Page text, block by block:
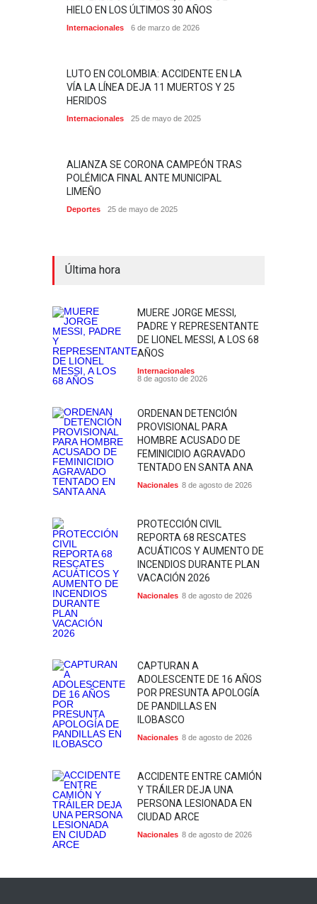
HIELO EN LOS ÚLTIMOS 30 AÑOS
Internacionales 6 de marzo de 2026
LUTO EN COLOMBIA: ACCIDENTE EN LA
VÍA LA LÍNEA DEJA 11 MUERTOS Y 25
HERIDOS
Internacionales 25 de mayo de 2025
ALIANZA SE CORONA CAMPEÓN TRAS
POLÉMICA FINAL ANTE MUNICIPAL
LIMEÑO
Deportes 25 de mayo de 2025
Última hora
MUERE JORGE MESSI,
PADRE Y REPRESENTANTE
DE LIONEL MESSI, A LOS 68
AÑOS
Internacionales
8 de agosto de 2026
ORDENAN DETENCIÓN
PROVISIONAL PARA
HOMBRE ACUSADO DE
FEMINICIDIO AGRAVADO
TENTADO EN SANTA ANA
Nacionales 8 de agosto de 2026
PROTECCIÓN CIVIL
REPORTA 68 RESCATES
ACUÁTICOS Y AUMENTO DE
INCENDIOS DURANTE PLAN
VACACIÓN 2026
Nacionales 8 de agosto de 2026
CAPTURAN A
ADOLESCENTE DE 16 AÑOS
POR PRESUNTA APOLOGÍA
DE PANDILLAS EN
ILOBASCO
Nacionales 8 de agosto de 2026
ACCIDENTE ENTRE CAMIÓN
Y TRÁILER DEJA UNA
PERSONA LESIONADA EN
CIUDAD ARCE
Nacionales 8 de agosto de 2026